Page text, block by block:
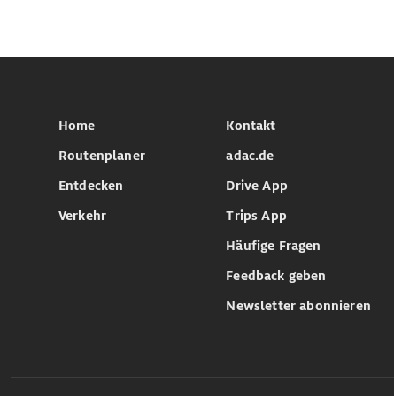
Home
Routenplaner
Entdecken
Verkehr
Kontakt
adac.de
Drive App
Trips App
Häufige Fragen
Feedback geben
Newsletter abonnieren